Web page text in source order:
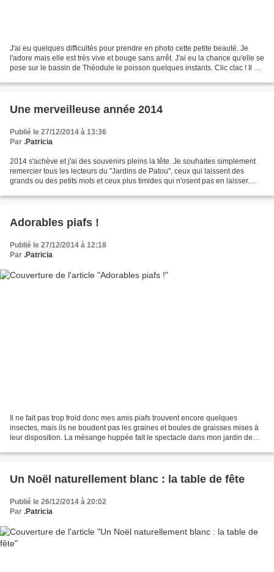
J'ai eu quelques difficultés pour prendre en photo cette petite beauté. Je
l'adore mais elle est très vive et bouge sans arrêt. J'ai eu la chance qu'elle se
pose sur le bassin de Théodule le poisson quelques instants. Clic clac ! Il est
Une merveilleuse année 2014
Publié le 27/12/2014 à 13:36
Par .Patricia
2014 s'achève et j'ai des souvenirs pleins la tête. Je souhaites simplement
remercier tous les lecteurs du "Jardins de Patou", ceux qui laissent des
grands ou des petits mots et ceux plus timides qui n'osent pas en laisser.
Adorables piafs !
Publié le 27/12/2014 à 12:18
Par .Patricia
Il ne fait pas trop froid donc mes amis piafs trouvent encore quelques
insectes, mais ils ne boudent pas les graines et boules de graisses mises à
leur disposition. La mésange huppée fait le spectacle dans mon jardin de
Un Noël naturellement blanc : la table de fête
Publié le 26/12/2014 à 20:02
Par .Patricia